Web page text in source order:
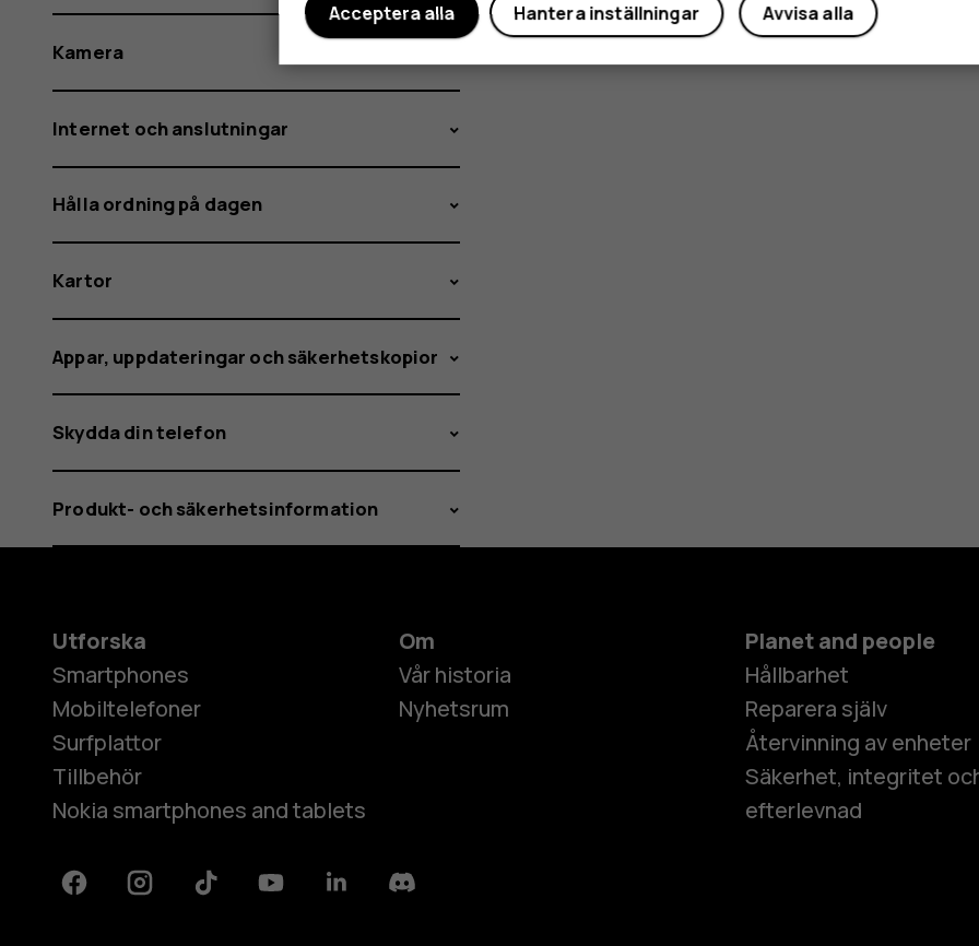
Kamera
Internet och anslutningar
Hålla ordning på dagen
Kartor
Appar, uppdateringar och säkerhetskopior
Skydda din telefon
Produkt- och säkerhetsinformation
Utforska
Smartphones
Mobiltelefoner
Surfplattor
Tillbehör
Nokia smartphones and tablets
Om
Vår historia
Nyhetsrum
Planet and people
Hållbarhet
Reparera själv
Återvinning av enheter
Säkerhet, integritet
efterlevnad
FacebookInstagramTiktok YoutubeLinkedinDiscord
Avvisa alla
Hantera inställningar
Acceptera alla